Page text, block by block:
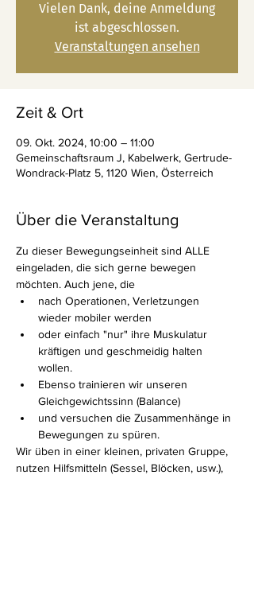
Vielen Dank, deine Anmeldung
ist abgeschlossen.
Veranstaltungen ansehen
Zeit & Ort
09. Okt. 2024, 10:00 – 11:00
Gemeinschaftsraum J, Kabelwerk, Gertrude-
Wondrack-Platz 5, 1120 Wien, Österreich
Über die Veranstaltung
Zu dieser Bewegungseinheit sind ALLE
eingeladen, die sich gerne bewegen
möchten. Auch jene, die
nach Operationen, Verletzungen
wieder mobiler werden
oder einfach "nur" ihre Muskulatur
kräftigen und geschmeidig halten
wollen.
Ebenso trainieren wir unseren
Gleichgewichtssinn (Balance)
und versuchen die Zusammenhänge in
Bewegungen zu spüren.
Wir üben in einer kleinen, privaten Gruppe,
nutzen Hilfsmitteln (Sessel, Blöcken, usw.),